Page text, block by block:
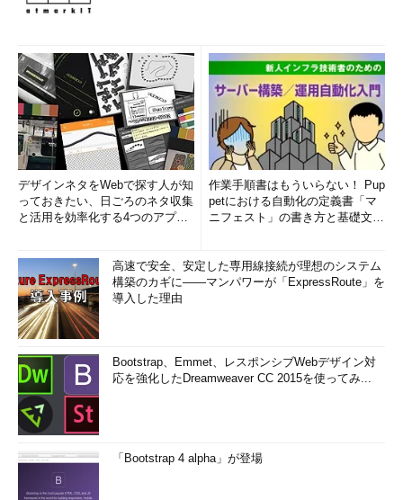
デザインネタをWebで探す人が知
っておきたい、日ごろのネタ収集
と活用を効率化する4つのアプリ
作業手順書はもういらない！ Pup
petにおける自動化の定義書「マ
ニフェスト」の書き方と基礎文法
高速で安全、安定した専用線接続が理想のシステム
構築のカギに――マンパワーが「ExpressRoute」を
導入した理由
Bootstrap、Emmet、レスポンシブWebデザイン対
応を強化したDreamweaver CC 2015を使ってみ...
「Bootstrap 4 alpha」が登場